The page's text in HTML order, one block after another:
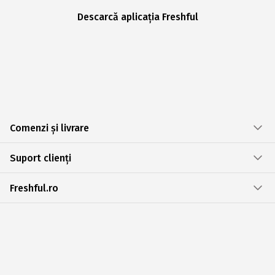
Descarcă aplicația Freshful
Comenzi și livrare
Suport clienți
Freshful.ro